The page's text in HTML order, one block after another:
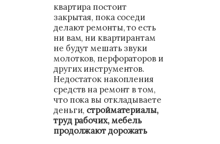
квартира постоит
закрытая, пока соседи
делают ремонты, то есть
ни вам, ни квартирантам
не будут мешать звуки
молотков, перфораторов и
других инструментов.
Недостаток накопления
средств на ремонт в том,
что пока вы откладываете
деньги, стройматериалы,
труд рабочих, мебель
продолжают дорожать